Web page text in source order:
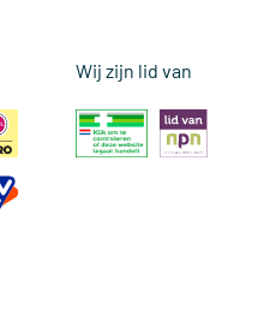
Wij zijn lid van